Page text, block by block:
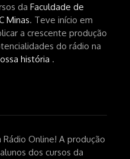
da Faculdade de
Minas. Teve início em
a crescente produção
do rádio na
história .
Online! A produção
dos cursos da